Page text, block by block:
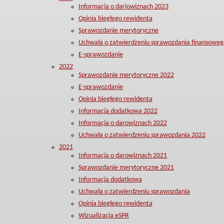
Informacja o dariowiznach 2023
Opinia biegłego rewidenta
Sprawozdanie merytoryczne
Uchwała o zatwierdzeniu sprawozdania
E-sprawozdanie
2022
Sprawozdanie merytoryczne 2022
E-sprawozdanie
Opinia biegłego rewidenta
Informacja dodatkowa 2022
Informacja o darowiznach 2022
Uchwała o zatwierdzeniu sprawozdania 2022
2021
Informacja o darowiznach 2021
Sprawozdanie merytoryczne 2021
Informacja dodatkowa
Uchwała o zatwierdzeniu sprawozdania
Opinia biegłego rewidenta
Wizualizacja eSPR